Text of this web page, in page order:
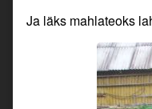
Ja läks mahlateoks